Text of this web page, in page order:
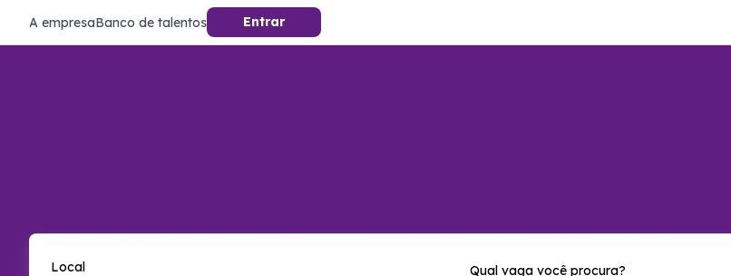
A empresaBanco de talentos Entrar
Local
Qual vaga você procura?